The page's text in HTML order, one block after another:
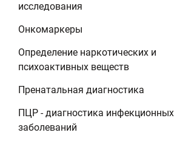
исследования
Онкомаркеры
Определение наркотических и
психоактивных веществ
Пренатальная диагностика
ПЦР - диагностика инфекционных
заболеваний